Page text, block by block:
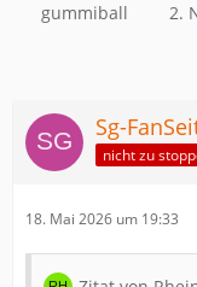
gummiball 2.
Sg-
nicht zu
18. Mai 2026 um 19:33